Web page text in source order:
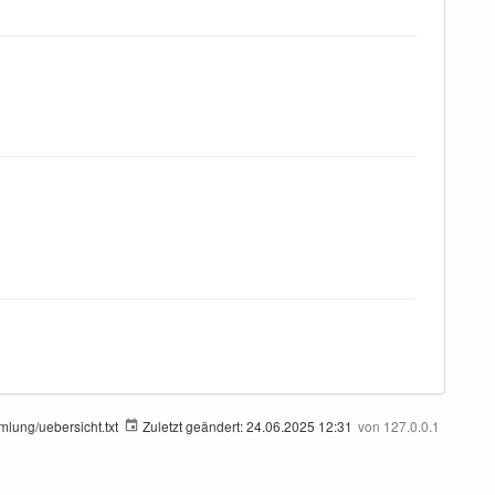
uebersicht.txt Zuletzt geändert:24.06.2025 12:31 von 127.0.0.1